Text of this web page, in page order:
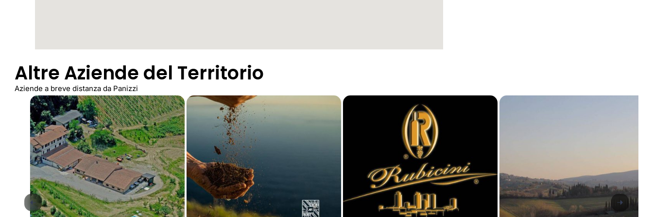
Altre Aziende del Territorio
Aziende a breve distanza da Panizzi